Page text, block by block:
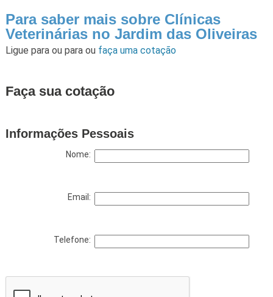
Para saber mais sobre Clínicas
Veterinárias no Jardim das Oliveiras
Ligue para ou para ou faça uma cotação
Faça sua cotação
Informações Pessoais
Nome:
Email:
Telefone: